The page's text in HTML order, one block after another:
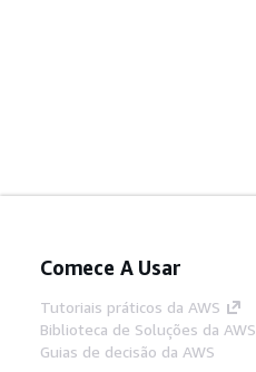
Comece A Usar
Tutoriais práticos da AWS
Biblioteca de Soluções da AWS
Guias de decisão da AWS